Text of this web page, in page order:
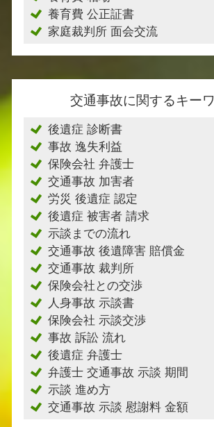
養育費 公正証書
家庭裁判所 面会交流
交通事故に関するキー
後遺症 診断書
事故 逸失利益
保険会社 弁護士
交通事故 加害者
労災 後遺症 認定
後遺症 被害者 請求
示談までの流れ
交通事故 後遺障害 賠償金
交通事故 裁判所
保険会社との交渉
人身事故 示談書
保険会社 示談交渉
事故 訴訟 流れ
後遺症 弁護士
弁護士 交通事故 示談 期間
示談 進め方
交通事故 示談 慰謝料 金額